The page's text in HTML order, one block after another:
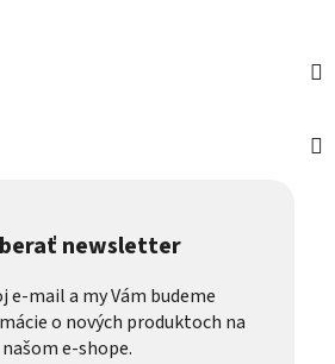
newsletter
e-mail a my Vám budeme
o nových produktoch na
našom e-shope.